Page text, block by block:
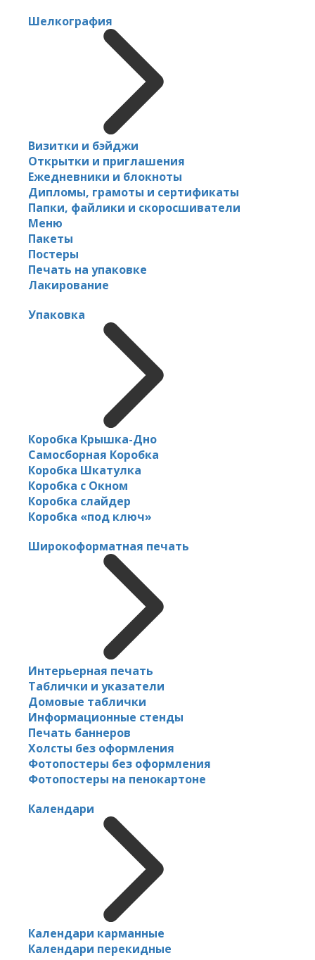
Шелкография
Визитки и бэйджи
Открытки и приглашения
Ежедневники и блокноты
Дипломы, грамоты и сертификаты
Папки, файлики и скоросшиватели
Меню
Пакеты
Постеры
Печать на упаковке
Лакирование
Упаковка
Коробка Крышка-Дно
Самосборная Коробка
Коробка Шкатулка
Коробка с Окном
Коробка слайдер
Коробка «под ключ»
Широкоформатная печать
Интерьерная печать
Таблички и указатели
Домовые таблички
Информационные стенды
Печать баннеров
Холсты без оформления
Фотопостеры без оформления
Фотопостеры на пенокартоне
Календари
Календари карманные
Календари перекидные